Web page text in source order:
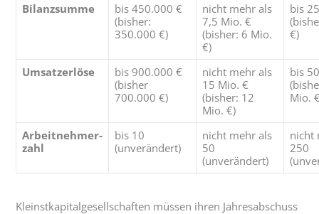
Bilanzsumme
bis 450.000 €
(bisher:
350.000 €)
nicht mehr als
7,5 Mio. €
(bisher: 6 Mio.
€)
bis
€)
Umsatzerlöse
bis 900.000 €
(bisher
700.000 €)
nicht mehr als
15 Mio. €
(bisher: 12
Mio. €)
bis
Mio.
Arbeitnehmer-
zahl
bis 10
(unverändert)
nicht mehr als
50
(unverändert)
nicht
250
Kleinstkapitalgesellschaften müssen ihren Jahresabschuss